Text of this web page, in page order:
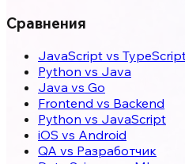
Сравнения
JavaScript vs
Python vs Java
Java vs Go
Frontend vs Backend
Python vs JavaScript
iOS vs Android
QA vs Разработчик